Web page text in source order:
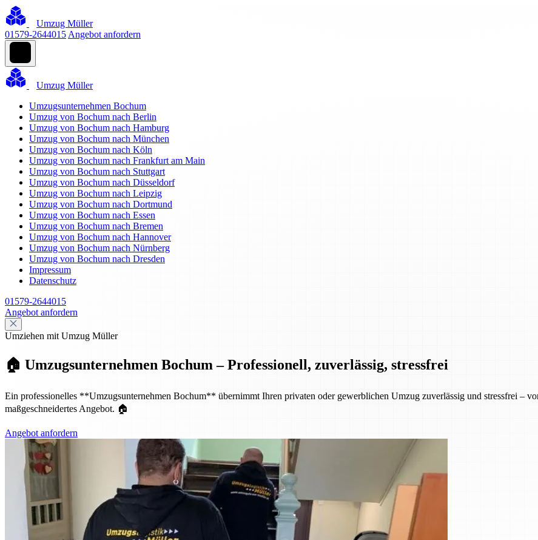
Umzug Müller
01579-2644015 Angebot anfordern
Umzug Müller
Umzugsunternehmen Bochum
Umzug von Bochum nach Berlin
Umzug von Bochum nach Hamburg
Umzug von Bochum nach München
Umzug von Bochum nach Köln
Umzug von Bochum nach Frankfurt am Main
Umzug von Bochum nach Stuttgart
Umzug von Bochum nach Düsseldorf
Umzug von Bochum nach Leipzig
Umzug von Bochum nach Dortmund
Umzug von Bochum nach Essen
Umzug von Bochum nach Bremen
Umzug von Bochum nach Hannover
Umzug von Bochum nach Nürnberg
Umzug von Bochum nach Dresden
Impressum
Datenschutz
01579-2644015
Angebot anfordern
Umziehen mit Umzug Müller
🏠 Umzugsunternehmen Bochum – Professionell, zuverlässig, stressfrei
Ein professionelles **Umzugsunternehmen Bochum** übernimmt Ihren privaten oder gewerblichen Umzug zuverlässig und stressfrei –
maßgeschneidertes Angebot. 🏠
Angebot anfordern